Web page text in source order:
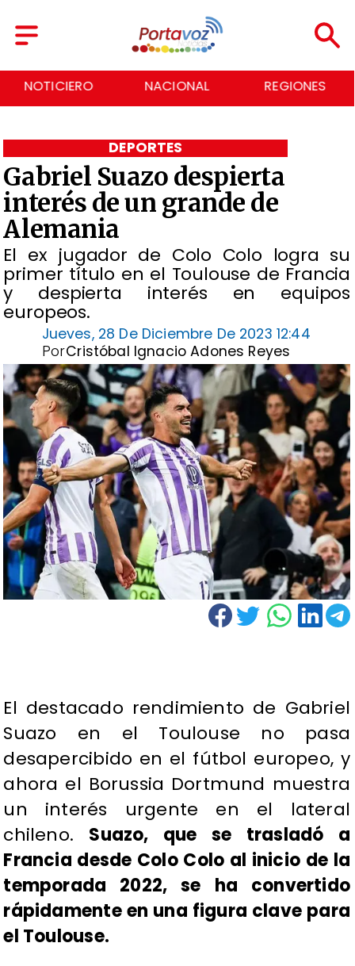
NACIONAL REGIONES ECONOMÍA
Gabriel Suazo despierta
interés de un grande de
Alemania
El ex jugador de Colo Colo logra su
primer título en el Toulouse de Francia
y despierta interés en equipos
europeos.
DEPORTES
Jueves, 28 De Diciembre De 2023 12:44
Cristóbal Ignacio Adones Reyes
Por
El destacado rendimiento de Gabriel
Suazo en el Toulouse no pasa
desapercibido en el fútbol europeo, y
ahora el Borussia Dortmund muestra
un interés urgente en el lateral
chileno. Suazo, que se trasladó a
Francia desde Colo Colo al inicio de la
temporada 2022, se ha convertido
rápidamente en una figura clave para
el Toulouse.